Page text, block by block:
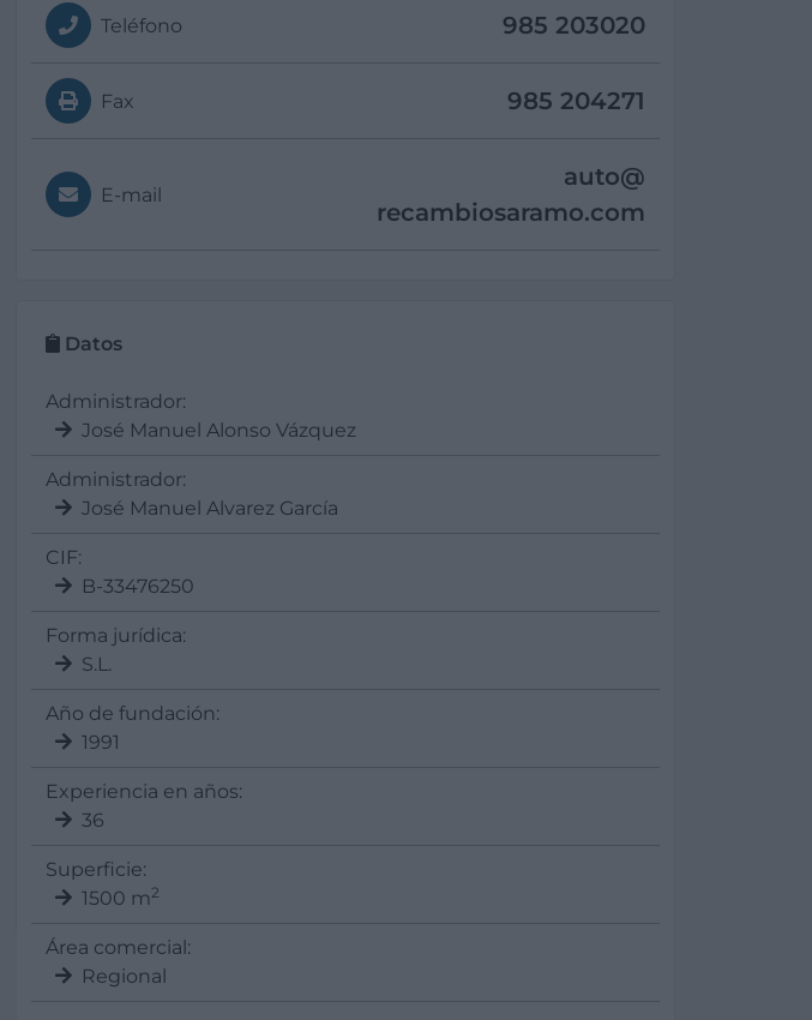
Teléfono 985 203020
Fax 985 204271
E-mail
auto@
recambiosaramo.com
Datos
Administrador:
José Manuel Alonso Vázquez
Administrador:
José Manuel Alvarez García
CIF:
B-33476250
Forma jurídica:
S.L.
Año de fundación:
1991
Experiencia en años:
36
Superficie:
1500 m2
Área comercial:
Regional